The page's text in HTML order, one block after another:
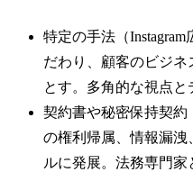
特定の手法（
だわり、顧客のビジ
とす。多角的な視点と
契約書や秘密保持契
の権利帰属、情報漏
ルに発展。法務専門家